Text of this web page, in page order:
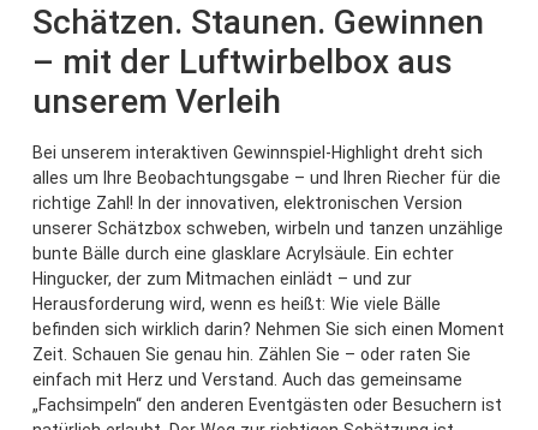
Schätzen. Staunen. Gewinnen
– mit der Luftwirbelbox aus
unserem Verleih
Bei unserem interaktiven Gewinnspiel-Highlight dreht sich
alles um Ihre Beobachtungsgabe – und Ihren Riecher für die
richtige Zahl! In der innovativen, elektronischen Version
unserer Schätzbox schweben, wirbeln und tanzen unzählige
bunte Bälle durch eine glasklare Acrylsäule. Ein echter
Hingucker, der zum Mitmachen einlädt – und zur
Herausforderung wird, wenn es heißt: Wie viele Bälle
befinden sich wirklich darin? Nehmen Sie sich einen Moment
Zeit. Schauen Sie genau hin. Zählen Sie – oder raten Sie
einfach mit Herz und Verstand. Auch das gemeinsame
„Fachsimpeln“ den anderen Eventgästen oder Besuchern ist